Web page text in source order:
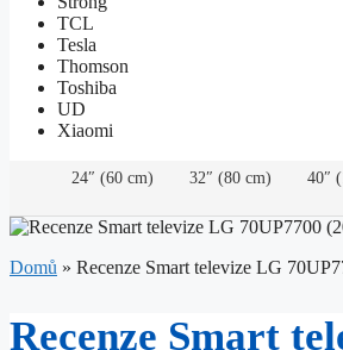
TCL
Tesla
Thomson
Toshiba
UD
Xiaomi
24″ (60 cm) 32″ (80 cm) 40″
Domů » Recenze Smart televize LG
Recenze Smart